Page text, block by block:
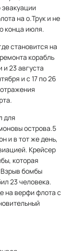
на о.Трук и не
конца июля.
становится на
корабль
и 23 августа
и с 17 по 26
для
острова.5
и в тот же день,
Крейсер
которая
бомбы
23 человека.
на верфи флота с